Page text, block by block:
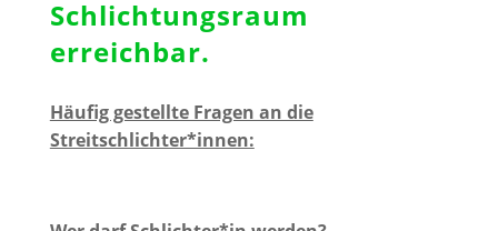
Schlichtungsraum
erreichbar.
Häufig gestellte Fragen an die
Streitschlichter*innen: